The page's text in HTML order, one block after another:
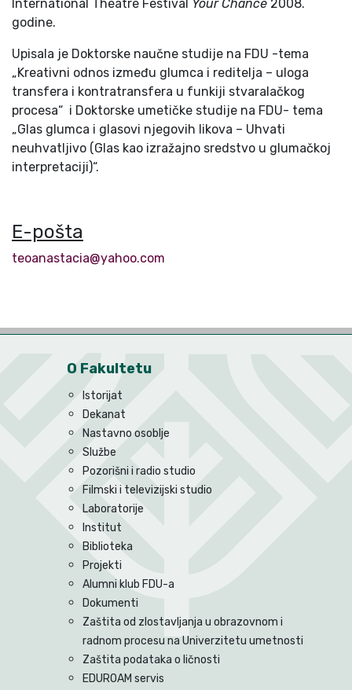
International Theatre Festival Your Chance 2008.
godine.
Upisala je Doktorske naučne studije na FDU -tema
„Kreativni odnos između glumca i reditelja – uloga
transfera i kontratransfera u funkiji stvaralačkog
procesa“ i Doktorske umetičke studije na FDU- tema
„Glas glumca i glasovi njegovih likova – Uhvati
neuhvatljivo (Glas kao izražajno sredstvo u glumačkoj
interpretaciji)“.
E-pošta
teoanastacia@yahoo.com
O Fakultetu
Istorijat
Dekanat
Nastavno osoblje
Službe
Pozorišni i radio studio
Filmski i televizijski studio
Laboratorije
Institut
Biblioteka
Projekti
Alumni klub FDU-a
Dokumenti
Zaštita od zlostavljanja u obrazovnom i
radnom procesu na Univerzitetu umetnosti
Zaštita podataka o ličnosti
EDUROAM servis